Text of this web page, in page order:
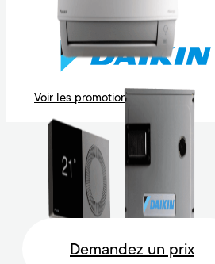
Voir les promotions
Demandez un prix